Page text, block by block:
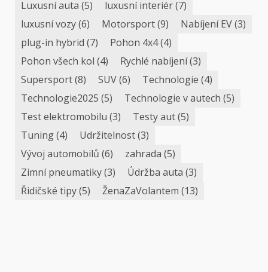
Luxusní auta (5) luxusní interiér(7)
luxusní vozy(6) Motorsport(9) Nabíjení EV(3)
plug-in hybrid (7) Pohon 4x4(4)
Pohon všech kol (4) Rychlé nabíjení(3)
Supersport(8) SUV(6) Technologie (4)
Technologie2025 (5) Technologie v autech (5)
Test elektromobilu (3) Testy aut(5)
Tuning(4) Udržitelnost(3)
Vývoj automobilů (6) zahrada (5)
Zimní pneumatiky(3) Údržba auta (3)
Řidičské tipy(5) ŽenaZaVolantem (13)